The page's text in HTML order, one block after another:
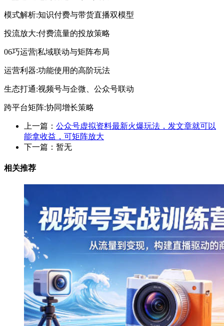
模式解析:知识付费与带货直播双模型
投流放大:付费流量的投放策略
06巧运营|私域联动与矩阵布局
运营利器:功能使用的高阶玩法
生态打通:视频号与企微、公众号联动
跨平台矩阵:协同增长策略
上一篇： 公众号虚拟资料最新火爆玩法，发文章就可以
能拿收益，可矩阵放大
下一篇：暂无
相关推荐